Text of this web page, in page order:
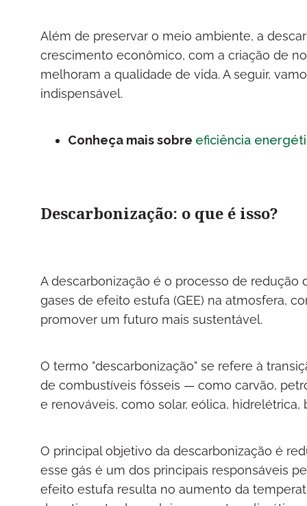
Além de preservar o meio ambiente, a
crescimento econômico, com a criação de
melhoram a qualidade de vida. A seguir,
indispensável.
Conheça mais sobre eficiência
Descarbonização: o que é isso?
A descarbonização é o processo de redução
gases de efeito estufa (GEE) na atmosfera,
promover um futuro mais sustentável.
O termo "descarbonização" se refere à
de combustíveis fósseis — como carvão,
e renováveis, como solar, eólica,
O principal objetivo da descarbonização é
esse gás é um dos principais responsáveis
efeito estufa resulta no aumento da